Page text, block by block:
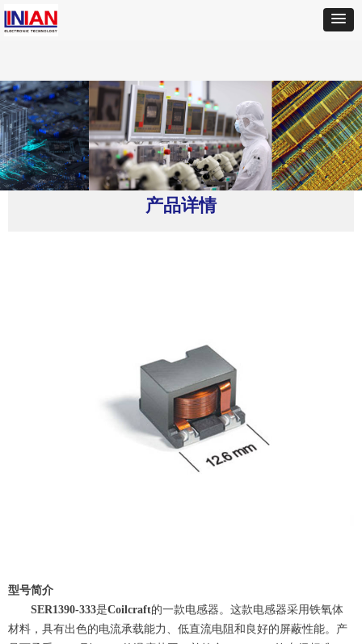
首页 ꄲ Coilcraft(线艺) ꄲ SER1390-333 大电流屏蔽功率电感器
型号简介
SER1390-333是Coilcraft的一款电感器。这款电感器采用铁氧体
材料，具有出色的电流承载能力、低直流电阻和良好的屏蔽性能。产
产品详情